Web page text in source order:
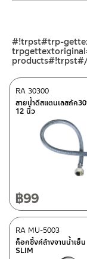
ศูนย์บริการและอะไห
662/61-62 ถนน พร
โทร: 02-358-0080
ศูนย์บริการและอะไหล่
118/33 โครงการอร
50220
โทร: 080-075-2626
– Shopee
–Lazada
–ซื้อสินค้าชิ้นนี้บน
–ซื้อสินค้าชิ้นนี้บน
ติดต่อพนักงานขาย
โทร: 02-285-5795
ติดต่อ ชาญไพบูลย์ /
#!trpst#trp-
สายน้ำดีสแตนเลสถัก
12 นิ้ว
RA 30300
฿99
ก็อกซิ้งค์ล้างจานน้ำเย็น
SLIM
RA MU-5003